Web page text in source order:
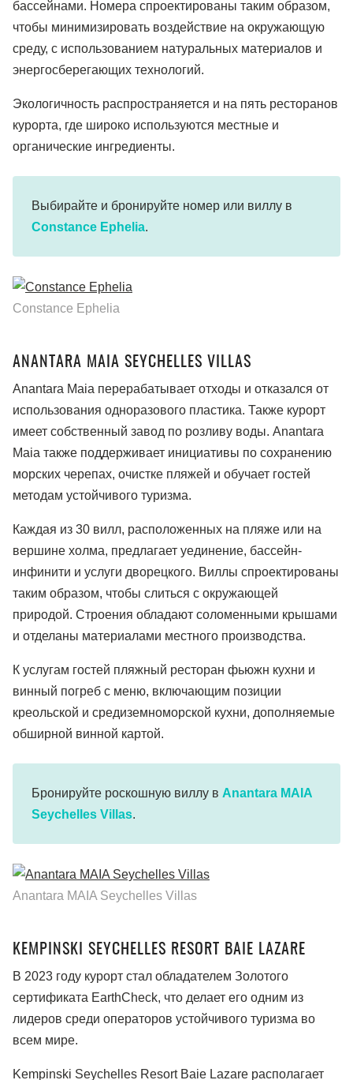
бассейнами. Номера спроектированы таким образом,
чтобы минимизировать воздействие на окружающую
среду, с использованием натуральных материалов и
энергосберегающих технологий.
Экологичность распространяется и на пять ресторанов
курорта, где широко используются местные и
органические ингредиенты.
Выбирайте и бронируйте номер или виллу в
Constance Ephelia.
Constance Ephelia
ANANTARA MAIA SEYCHELLES VILLAS
Anantara Maia перерабатывает отходы и отказался от
использования одноразового пластика. Также курорт
имеет собственный завод по розливу воды. Anantara
Maia также поддерживает инициативы по сохранению
морских черепах, очистке пляжей и обучает гостей
методам устойчивого туризма.
Каждая из 30 вилл, расположенных на пляже или на
вершине холма, предлагает уединение, бассейн-
инфинити и услуги дворецкого. Виллы спроектированы
таким образом, чтобы слиться с окружающей
природой. Строения обладают соломенными крышами
и отделаны материалами местного производства.
К услугам гостей пляжный ресторан фьюжн кухни и
винный погреб c меню, включающим позиции
креольской и средиземноморской кухни, дополняемые
обширной винной картой.
Бронируйте роскошную виллу в Anantara MAIA
Seychelles Villas.
Anantara MAIA Seychelles Villas
KEMPINSKI SEYCHELLES RESORT BAIE LAZARE
В 2023 году курорт стал обладателем Золотого
сертификата EarthCheck, что делает его одним из
лидеров среди операторов устойчивого туризма во
всем мире.
Kempinski Seychelles Resort Baie Lazare располагает